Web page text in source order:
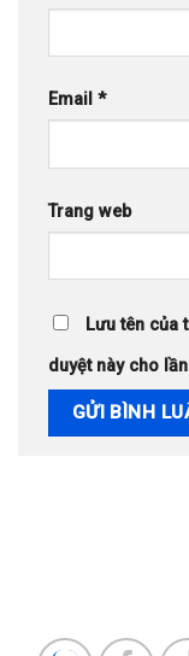
Email *
Trang web
Lưu tên của
duyệt này cho